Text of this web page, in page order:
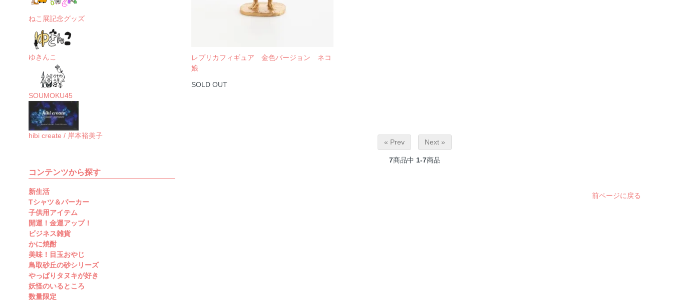
レプリカフィギュア 金色バージョン ネコ
娘
SOLD OUT
« Prev Next »
7商品中 1-7商品
前ページに戻る
ねこ展記念グッズ
ゆきんこ
SOUMOKU45
hibi create / 岸本裕美子
コンテンツから探す
新生活
Tシャツ＆パーカー
子供用アイテム
開運！金運アップ！
ビジネス雑貨
かに焼酎
美味！目玉おやじ
鳥取砂丘の砂シリーズ
やっぱりタヌキが好き
妖怪のいるところ
数量限定